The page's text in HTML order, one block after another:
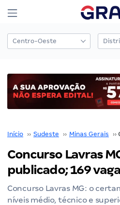
Início ›› Sudeste ›› Minas Gerais ››
Concurso Lavras
publicado; 169
Concurso Lavras MG: o
níveis médio, técnico e